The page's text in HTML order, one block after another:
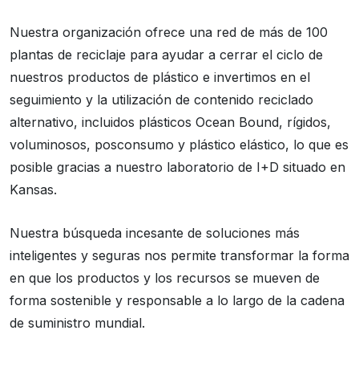
Nuestra organización ofrece una red de más de 100
plantas de reciclaje para ayudar a cerrar el ciclo de
nuestros productos de plástico e invertimos en el
seguimiento y la utilización de contenido reciclado
alternativo, incluidos plásticos Ocean Bound, rígidos,
voluminosos, posconsumo y plástico elástico, lo que es
posible gracias a nuestro laboratorio de I+D situado en
Kansas.
Nuestra búsqueda incesante de soluciones más
inteligentes y seguras nos permite transformar la forma
en que los productos y los recursos se mueven de
forma sostenible y responsable a lo largo de la cadena
de suministro mundial.